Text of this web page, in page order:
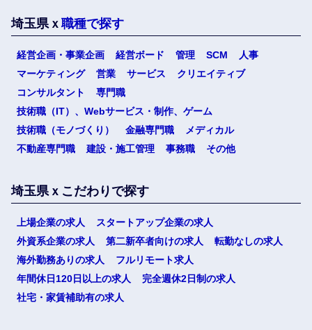
埼玉県ｘ 職種で探す
経営企画・事業企画 経営ボード 管理 SCM
人事
マーケティング
営業 サービス
クリエイティブ
コンサルタント
専門職
技術職（IT）、Webサービス・制作、ゲーム
技術職（モノづくり）
金融専門職
メディカル
不動産専門職
建設・施工管理 事務職 その他
埼玉県ｘこだわりで探す
上場企業の求人
スタートアップ企業の求人
外資系企業の求人
第二新卒者向けの求人
転勤なしの求人
海外勤務ありの求人
フルリモート求人
年間休日120日以上の求人
完全週休2日制の求人
社宅・家賃補助有の求人